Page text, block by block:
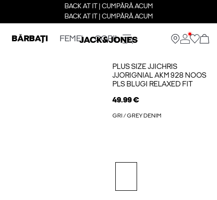
BACK AT IT | CUMPĂRĂ ACUM
BACK AT IT | CUMPĂRĂ ACUM
BĂRBAȚI FEMEI COPII
PLUS SIZE JJICHRIS
JJORIGNIAL AKM 928 NOOS
PLS BLUGI RELAXED FIT
49.99 €
GRI / GREY DENIM